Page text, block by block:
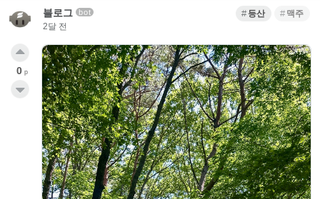
블로그 bot
2달 전
등산 맥주
0 p